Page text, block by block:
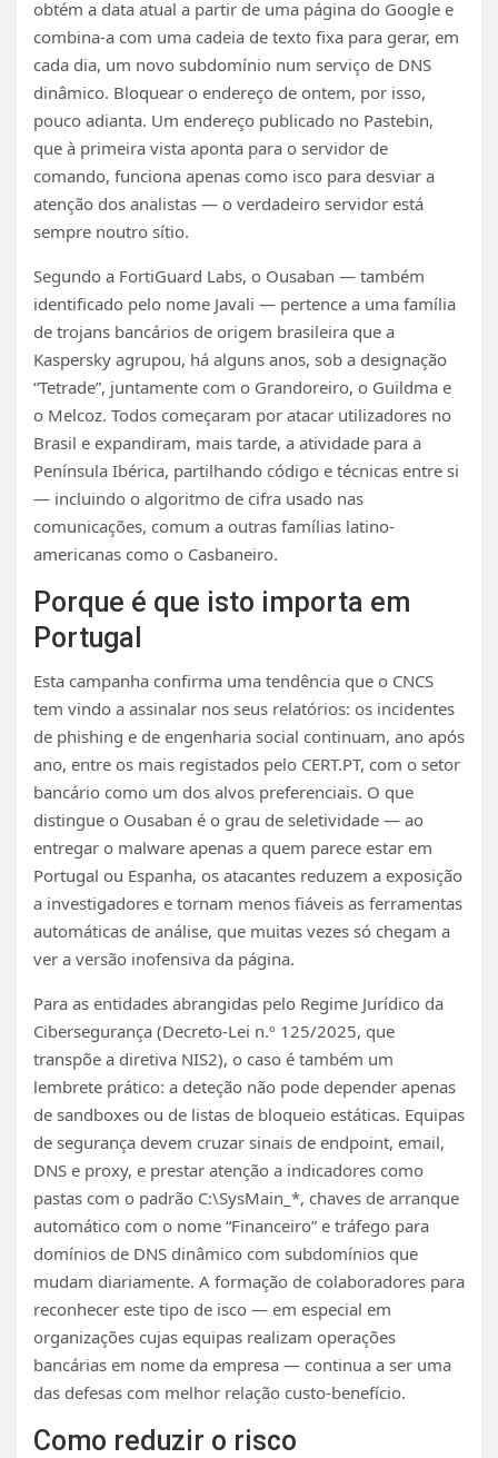
obtém a data atual a partir de uma página do Google e
combina-a com uma cadeia de texto fixa para gerar, em
cada dia, um novo subdomínio num serviço de DNS
dinâmico. Bloquear o endereço de ontem, por isso,
pouco adianta. Um endereço publicado no Pastebin,
que à primeira vista aponta para o servidor de
comando, funciona apenas como isco para desviar a
atenção dos analistas — o verdadeiro servidor está
sempre noutro sítio.
Segundo a FortiGuard Labs, o Ousaban — também
identificado pelo nome Javali — pertence a uma família
de trojans bancários de origem brasileira que a
Kaspersky agrupou, há alguns anos, sob a designação
“Tetrade”, juntamente com o Grandoreiro, o Guildma e
o Melcoz. Todos começaram por atacar utilizadores no
Brasil e expandiram, mais tarde, a atividade para a
Península Ibérica, partilhando código e técnicas entre si
— incluindo o algoritmo de cifra usado nas
comunicações, comum a outras famílias latino-
americanas como o Casbaneiro.
Porque é que isto importa em
Portugal
Esta campanha confirma uma tendência que o CNCS
tem vindo a assinalar nos seus relatórios: os incidentes
de phishing e de engenharia social continuam, ano após
ano, entre os mais registados pelo CERT.PT, com o setor
bancário como um dos alvos preferenciais. O que
distingue o Ousaban é o grau de seletividade — ao
entregar o malware apenas a quem parece estar em
Portugal ou Espanha, os atacantes reduzem a exposição
a investigadores e tornam menos fiáveis as ferramentas
automáticas de análise, que muitas vezes só chegam a
ver a versão inofensiva da página.
Para as entidades abrangidas pelo Regime Jurídico da
Cibersegurança (Decreto-Lei n.º 125/2025, que
transpõe a diretiva NIS2), o caso é também um
lembrete prático: a deteção não pode depender apenas
de sandboxes ou de listas de bloqueio estáticas. Equipas
de segurança devem cruzar sinais de endpoint, email,
DNS e proxy, e prestar atenção a indicadores como
pastas com o padrão C:\SysMain_*, chaves de arranque
automático com o nome “Financeiro” e tráfego para
domínios de DNS dinâmico com subdomínios que
mudam diariamente. A formação de colaboradores para
reconhecer este tipo de isco — em especial em
organizações cujas equipas realizam operações
bancárias em nome da empresa — continua a ser uma
das defesas com melhor relação custo-benefício.
Como reduzir o risco